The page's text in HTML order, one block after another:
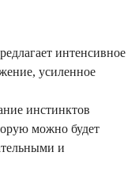
интенсивное
усиленное
инстинктов
можно будет
и